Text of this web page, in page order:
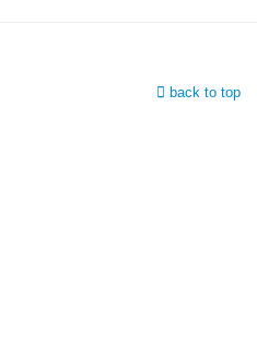
back to top